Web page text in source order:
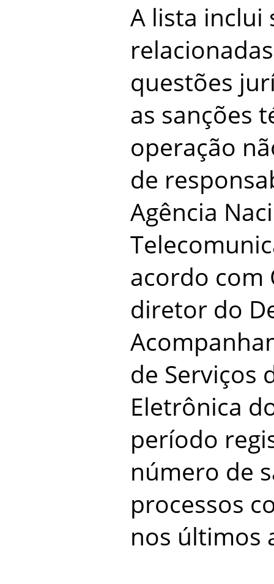
A lista inclui
questões
as sanções
operação
de
Agência
acordo com
diretor do
de Serviços
Eletrônica
período
número de
processos
nos últimos